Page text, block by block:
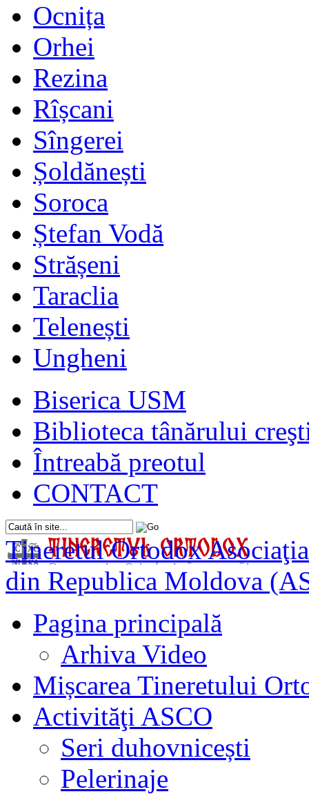
Ocnița
Orhei
Rezina
Rîșcani
Sîngerei
Șoldănești
Soroca
Ștefan Vodă
Strășeni
Taraclia
Telenești
Ungheni
Biserica USM
Biblioteca tânărului
Întreabă preotul
CONTACT
Tineretul Ortodox
din Republica Moldova
Pagina principală
Arhiva Video
Mișcarea Tineretului
Activităţi ASCO
Seri duhovnicești
Pelerinaje